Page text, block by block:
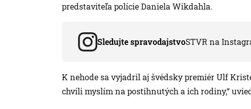
predstaviteľa polície Daniela Wikdahla.
Sledujte spravodajstvoSTVR na
K nehode sa vyjadril aj švédsky premiér Ulf
chvíli myslím na postihnutých a ich rodiny,“